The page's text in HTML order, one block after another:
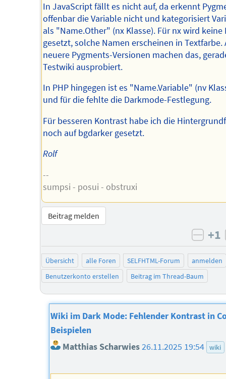
In JavaScript fällt es nicht auf, da erkennt
offenbar die Variable nicht und kategorisiert
als "Name.Other" (nx Klasse). Für nx wird keine
gesetzt, solche Namen erscheinen in Textfarbe.
neuere Pygments-Versionen machen das,
Testwiki ausprobiert.
In PHP hingegen ist es "Name.Variable" (nv
und für die fehlte die Darkmode-Festlegung.
Für besseren Kontrast habe ich die
noch auf bgdarker gesetzt.
Rolf
--
sumpsi - posui - obstruxi
Beitrag melden
+1
Übersicht alle Foren SELFHTML-Forum
anmelden
Benutzerkonto erstellen
Beitrag im Thread-Baum
Wiki im Dark Mode: Fehlender Kontrast in
Beispielen
Matthias Scharwies 26.11.2025 19:54 wiki